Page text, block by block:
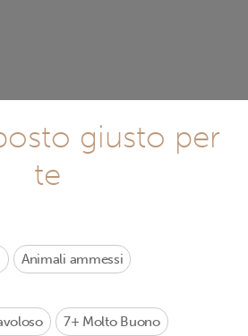
giusto per
te
Animali ammessi
7+ Molto Buono